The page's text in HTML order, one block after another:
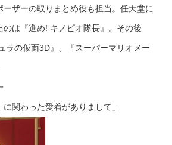
ーザーの取りまとめ役も担当。任天堂に
のは『進め! キノピオ隊長』。その後
ラの仮面3D』、『スーパーマリオメー
に関わった愛着がありまして」